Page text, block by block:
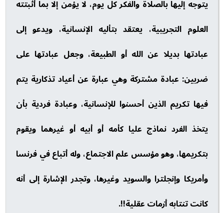
يتوجه إليها بالصلاة والفكر كل يوم، لا يؤمن إلا بما أثبتته
العلوم التجريبية، يعتقد بتأليه الإنسانية، ويدعو إلى
عبادتها بديلا عن الله أو الطبيعة، وجعل عبادتها على
ضربين: عبادة مشتركة وهي عبارة عن أعياد تذكارية يتم
فيها تكريم الذين أحسنوا للإنسانية، وعبادة فردية بأن
يتخذ الفرد نماذج عليا كأمه أو أبيه أو غيرهما ويقوم
بتكريمها، وهو مؤسس علم الاجتماع، وله أتباع في فرنسا
وأمريكا وإنجلترا والسويد وغيرها، وتجدر الإشارة إلى أنه
كانت تنتابه أزمات عقلية!!.